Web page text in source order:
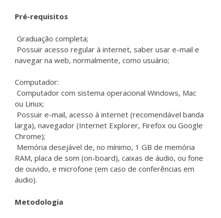
Pré-requisitos
Graduação completa;
Possuir acesso regular à internet, saber usar e-mail e
navegar na web, normalmente, como usuário;
Computador:
Computador com sistema operacional Windows, Mac
ou Linux;
Possuir e-mail, acesso à internet (recomendável banda
larga), navegador (Internet Explorer, Firefox ou Google
Chrome);
Memória desejável de, no mínimo, 1 GB de memória
RAM, placa de som (on-board), caixas de áudio, ou fone
de ouvido, e microfone (em caso de conferências em
áudio).
Metodologia